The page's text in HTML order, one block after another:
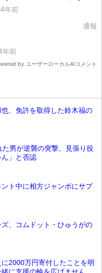
、免許を取得した鈴木福の
男が逆襲の突撃、見張り役
ん」と否認
ト中に相方ジャンボにサプ
、コムドット・ひゅうがの
2000万円寄付したことを明
に支援の輪を広げません